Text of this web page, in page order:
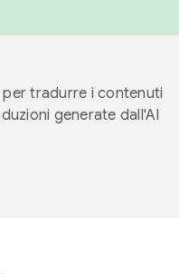
tradurre i contenuti
generate dall'AI